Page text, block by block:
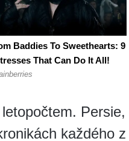
Persie,
každého z